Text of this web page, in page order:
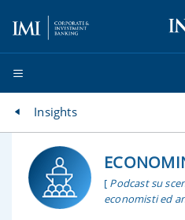
Insights
[ Podcast su
economisti ed